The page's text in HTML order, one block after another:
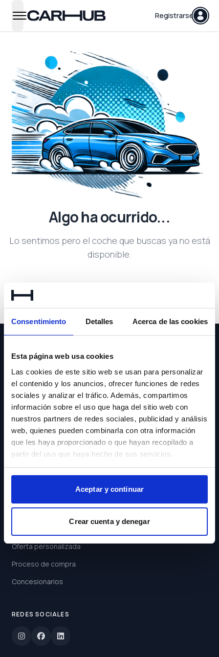
Consentimiento Detalles Acerca de las cookies
Esta página web usa cookies
Las cookies de este sitio web se usan para personalizar
el contenido y los anuncios, ofrecer funciones de redes
sociales y analizar el tráfico. Además, compartimos
información sobre el uso que haga del sitio web con
nuestros partners de redes sociales, publicidad y análisis
web, quienes pueden combinarla con otra información
que les haya proporcionado o que hayan recopilado a
partir del uso que haya hecho de sus servicios.
Aceptar y continuar
Crear cuenta y denegar
open navigation menu
Carhub Registrarse
Algo ha ocurrido...
Lo sentimos pero el coche que buscas ya no está
disponible.
NEWSLETTER
Suscríbete y recibe las últimas novedades y ofertas.
Acepto los
Términos y
Condiciones
Suscribirse
ENLACES
Oferta personalizada
Proceso de compra
Concesionarios
REDES SOCIALES